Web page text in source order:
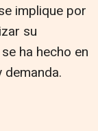
implique por
su
ha hecho en